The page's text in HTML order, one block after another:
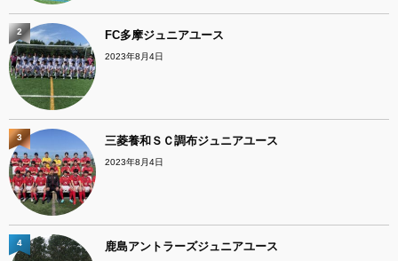
FC多摩ジュニアユース
2023年8月4日
2
三菱養和ＳＣ調布ジュニアユース
2023年8月4日
3
鹿島アントラーズジュニアユース
4